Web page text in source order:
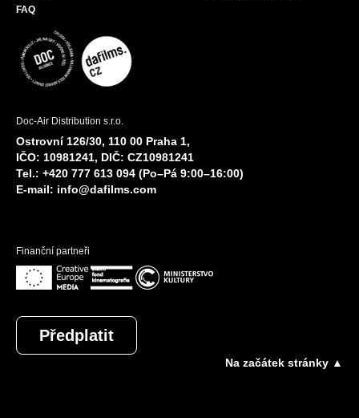
FAQ
Doc-Air Distribution s.r.o.
Ostrovní 126/30, 110 00 Praha 1,
IČO: 10981241, DIČ: CZ10981241
Tel.: +420 777 613 094 (Po–Pá 9:00–16:00)
E-mail: info@dafilms.com
Finanční partneři
Předplatit
Na začátek stránky ▲